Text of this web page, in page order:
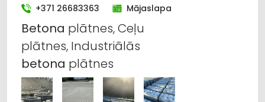
+371 26683363 Mājaslapa
Betona plātnes, Ceļu
plātnes, Industriālās
betona plātnes